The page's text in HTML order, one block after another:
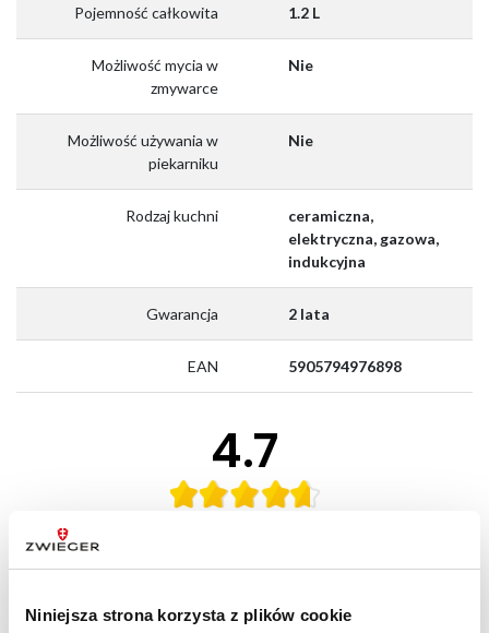
Niniejsza strona korzysta z plików cookie
Pojemność całkowita 1.2 L
Możliwość mycia w
zmywarce
Nie
Możliwość używania w
piekarniku
Nie
Rodzaj kuchni
ceramiczna,
elektryczna, gazowa,
indukcyjna
Gwarancja 2 lata
EAN 5905794976898
4.7
Pozytywne
100%
Ocenił(a) produkt na